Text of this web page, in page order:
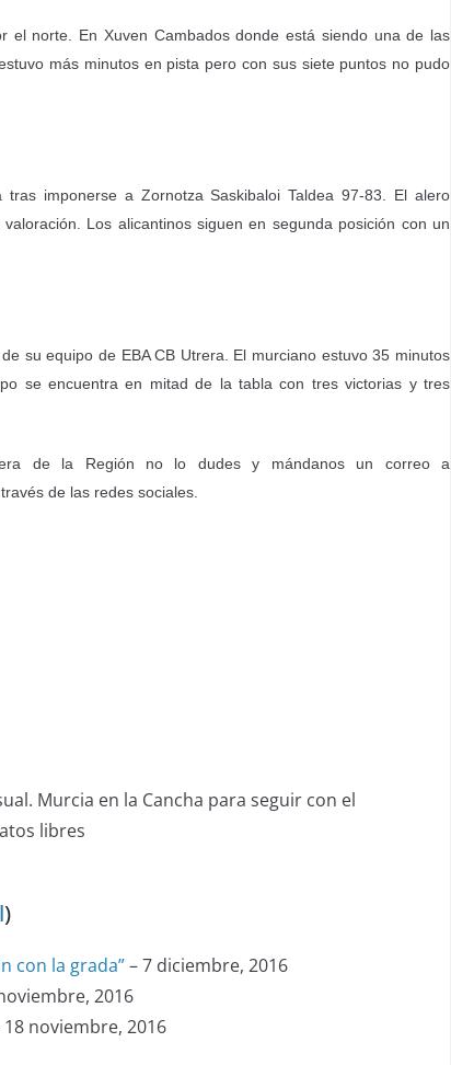
el norte. En Xuven Cambados donde está siendo una de las
más minutos en pista pero con sus siete puntos no pudo
imponerse a Zornotza Saskibaloi Taldea 97-83. El alero
Los alicantinos siguen en segunda posición con un
su equipo de EBA CB Utrera. El murciano estuvo 35 minutos
se encuentra en mitad de la tabla con tres victorias y tres
de la Región no lo dudes y mándanos un correo a
de las redes sociales.
Murcia en la Cancha para seguir con el
libres
)
con la grada”– 7 diciembre, 2016
2016
18 noviembre, 2016